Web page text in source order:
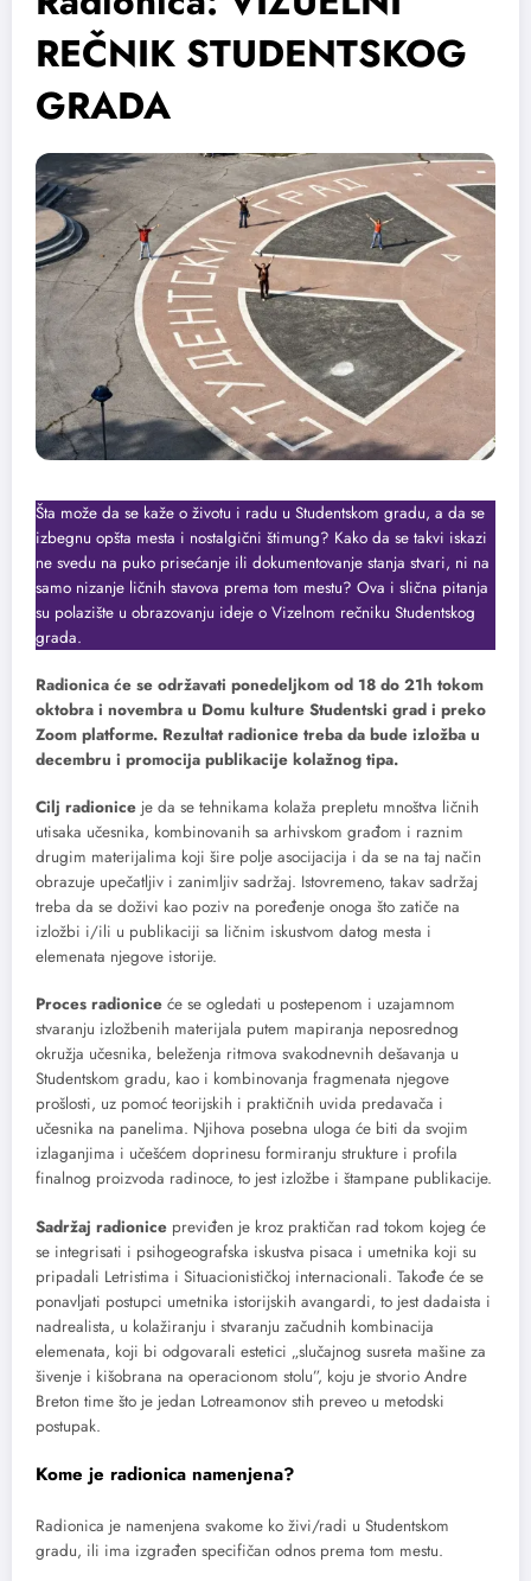
REČNIK STUDENTSKOG
GRADA
Šta može da se kaže o životu i radu u Studentskom gradu, a da se
izbegnu opšta mesta i nostalgični štimung? Kako da se takvi iskazi
ne svedu na puko prisećanje ili dokumentovanje stanja stvari, ni na
samo nizanje ličnih stavova prema tom mestu? Ova i slična pitanja
su polazište u obrazovanju ideje o Vizelnom rečniku Studentskog
grada.
Radionica će se održavati ponedeljkom od 18 do 21h tokom
oktobra i novembra u Domu kulture Studentski grad i preko
Zoom platforme. Rezultat radionice treba da bude izložba u
decembru i promocija publikacije kolažnog tipa.
Cilj radionice je da se tehnikama kolaža prepletu mnoštva ličnih
utisaka učesnika, kombinovanih sa arhivskom građom i raznim
drugim materijalima koji šire polje asocijacija i da se na taj način
obrazuje upečatljiv i zanimljiv sadržaj. Istovremeno, takav sadržaj
treba da se doživi kao poziv na poređenje onoga što zatiče na
izložbi i/ili u publikaciji sa ličnim iskustvom datog mesta i
elemenata njegove istorije.
Proces radionice će se ogledati u postepenom i uzajamnom
stvaranju izložbenih materijala putem mapiranja neposrednog
okružja učesnika, beleženja ritmova svakodnevnih dešavanja u
Studentskom gradu, kao i kombinovanja fragmenata njegove
prošlosti, uz pomoć teorijskih i praktičnih uvida predavača i
učesnika na panelima. Njihova posebna uloga će biti da svojim
izlaganjima i učešćem doprinesu formiranju strukture i profila
finalnog proizvoda radinoce, to jest izložbe i štampane publikacije.
Sadržaj radionice previđen je kroz praktičan rad tokom kojeg će
se integrisati i psihogeografska iskustva pisaca i umetnika koji su
pripadali Letristima i Situacionističkoj internacionali. Takođe će se
ponavljati postupci umetnika istorijskih avangardi, to jest dadaista i
nadrealista, u kolažiranju i stvaranju začudnih kombinacija
elemenata, koji bi odgovarali estetici „slučajnog susreta mašine za
šivenje i kišobrana na operacionom stolu”, koju je stvorio Andre
Breton time što je jedan Lotreamonov stih preveo u metodski
postupak.
Kome je radionica namenjenа?
Radionica je namenjena svakome ko živi/radi u Studentskom
gradu, ili ima izgrađen specifičan odnos prema tom mestu.